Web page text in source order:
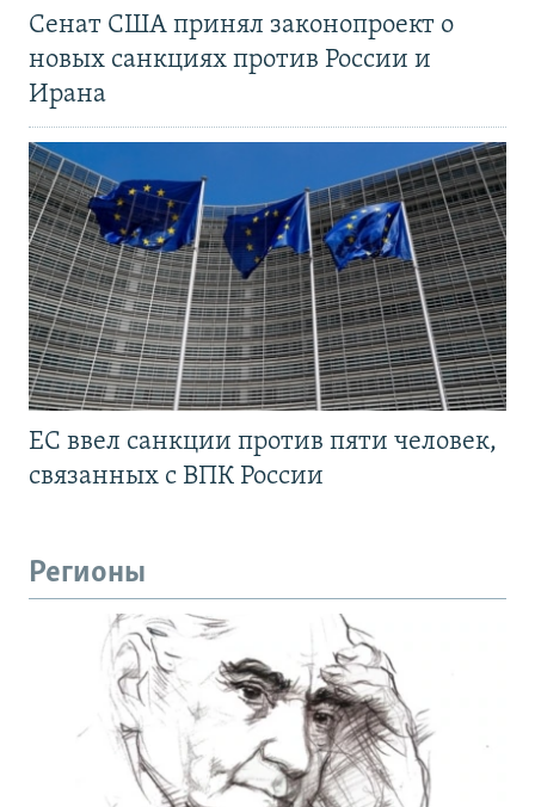
Сенат США принял законопроект о
новых санкциях против России и
Ирана
ЕС ввел санкции против пяти человек,
связанных с ВПК России
Регионы